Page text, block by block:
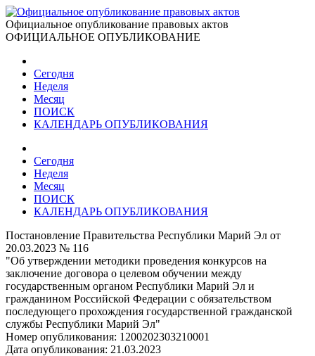
Официальное опубликование правовых актов
ОФИЦИАЛЬНОЕ ОПУБЛИКОВАНИЕ
Сегодня
Неделя
Месяц
ПОИСК
КАЛЕНДАРЬ ОПУБЛИКОВАНИЯ
Сегодня
Неделя
Месяц
ПОИСК
КАЛЕНДАРЬ ОПУБЛИКОВАНИЯ
Постановление Правительства Республики Марий Эл от
20.03.2023 № 116
"Об утверждении методики проведения конкурсов на
заключение договора о целевом обучении между
государственным органом Республики Марий Эл и
гражданином Российской Федерации с обязательством
последующего прохождения государственной гражданской
службы Республики Марий Эл"
Номер опубликования: 1200202303210001
Дата опубликования: 21.03.2023